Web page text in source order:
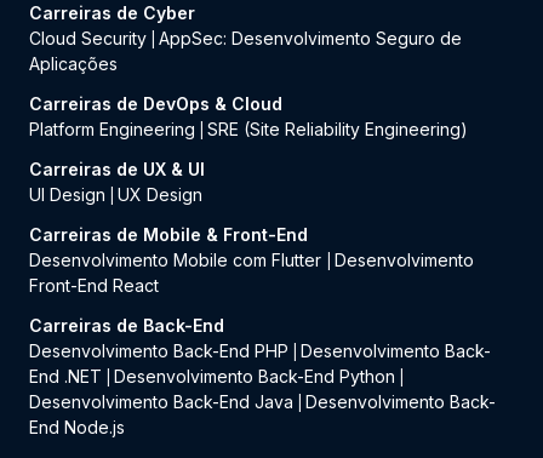
Carreiras de Cyber
Cloud Security AppSec: Desenvolvimento Seguro de
Aplicações
Carreiras de DevOps & Cloud
Platform Engineering
SRE (Site Reliability Engineering)
Carreiras de UX & UI
UI Design
UX Design
Carreiras de Mobile & Front-End
Desenvolvimento Mobile com Flutter
Desenvolvimento
Front-End React
Carreiras de Back-End
Desenvolvimento Back-End PHP
Desenvolvimento Back-
End .NET
Desenvolvimento Back-End Python
Desenvolvimento Back-End Java
Desenvolvimento Back-
End Node.js